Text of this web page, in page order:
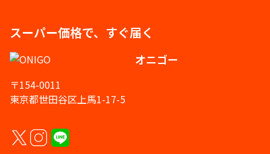
スーパー価格で、すぐ届く
オニゴー
〒154-0011
東京都世田谷区上馬1-17-5